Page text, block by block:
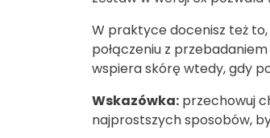
W praktyce docenisz też
połączeniu z
wspiera skórę wtedy, gdy
Wskazówka: przechowuj
najprostszych sposobów,